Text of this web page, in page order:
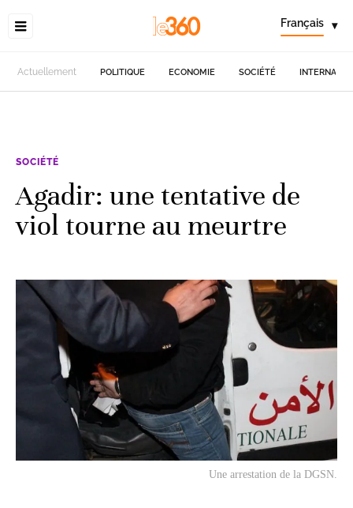
Français ▾
Actuellement POLITIQUE ECONOMIE SOCIÉTÉ
SOCIÉTÉ
Agadir: une tentative de
viol tourne au meurtre
Une arrestation de la DGSN.